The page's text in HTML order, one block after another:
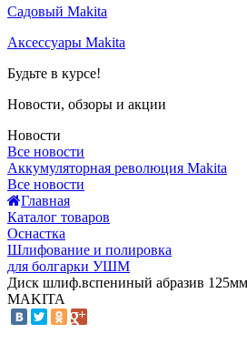
Садовый Makita
Аксессуары Makita
Будьте в курсе!
Новости, обзоры и акции
Новости
Все новости
Аккумуляторная революция Makita
Все новости
Главная
Каталог товаров
Оснастка
Шлифование и полировка
для болгарки УШМ
Диск шлиф.вспениный абразив
MAKITA